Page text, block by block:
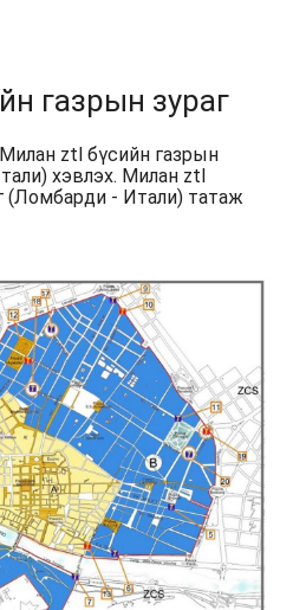
газрын зураг
ztl бүсийн газрын
хэвлэх. Милан ztl
(Ломбарди - Итали) татаж